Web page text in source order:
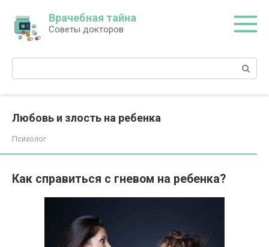
контенту
Врачебная тайна
Советы докторов
Поиск:
Любовь и злость на ребенка
Психолог
Как справиться с гневом на ребенка?